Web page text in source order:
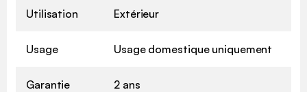
Utilisation Extérieur
Usage Usage domestique uniquement
Garantie 2 ans